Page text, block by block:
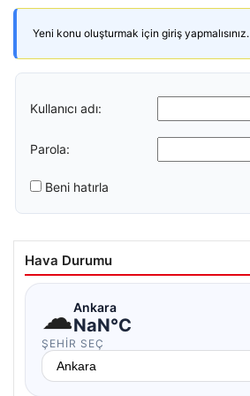
Yeni konu oluşturmak için giriş yapmalısınız.
Kullanıcı adı:
Parola:
Beni hatırla
Hava Durumu
☁Ankara
NaN°C
ŞEHIR SEÇ